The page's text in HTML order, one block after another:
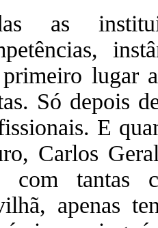
as
lugar
Só depois
E
Carlos
com tantas
apenas